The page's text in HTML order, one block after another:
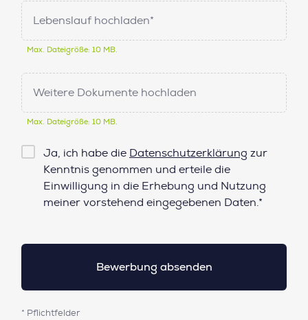
Lebenslauf hochladen*
Max. Dateigröße: 10 MB.
Weitere Dokumente hochladen
Max. Dateigröße: 10 MB.
Checkbox
Datenschutz*
Ja, ich habe die Datenschutzerklärung zur
Kenntnis genommen und erteile die
Einwilligung in die Erhebung und Nutzung
meiner vorstehend eingegebenen Daten.*
* Pflichtfelder